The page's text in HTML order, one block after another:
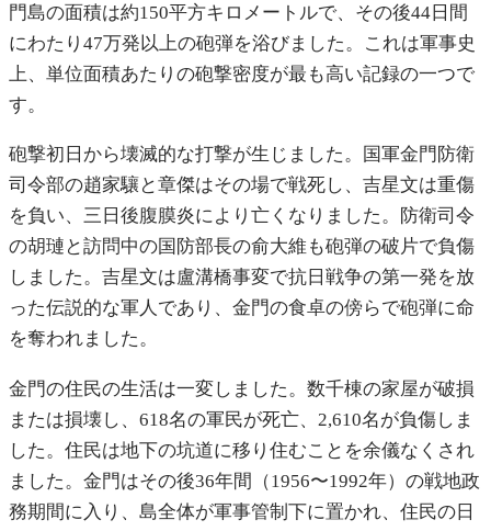
門島の面積は約150平方キロメートルで、その後44日間
にわたり47万発以上の砲弾を浴びました。これは軍事史
上、単位面積あたりの砲撃密度が最も高い記録の一つで
す。
砲撃初日から壊滅的な打撃が生じました。国軍金門防衛
司令部の趙家驤と章傑はその場で戦死し、吉星文は重傷
を負い、三日後腹膜炎により亡くなりました。防衛司令
の胡璉と訪問中の国防部長の俞大維も砲弾の破片で負傷
しました。吉星文は盧溝橋事変で抗日戦争の第一発を放
った伝説的な軍人であり、金門の食卓の傍らで砲弾に命
を奪われました。
金門の住民の生活は一変しました。数千棟の家屋が破損
または損壊し、618名の軍民が死亡、2,610名が負傷しま
した。住民は地下の坑道に移り住むことを余儀なくされ
ました。金門はその後36年間（1956〜1992年）の戦地政
務期間に入り、島全体が軍事管制下に置かれ、住民の日